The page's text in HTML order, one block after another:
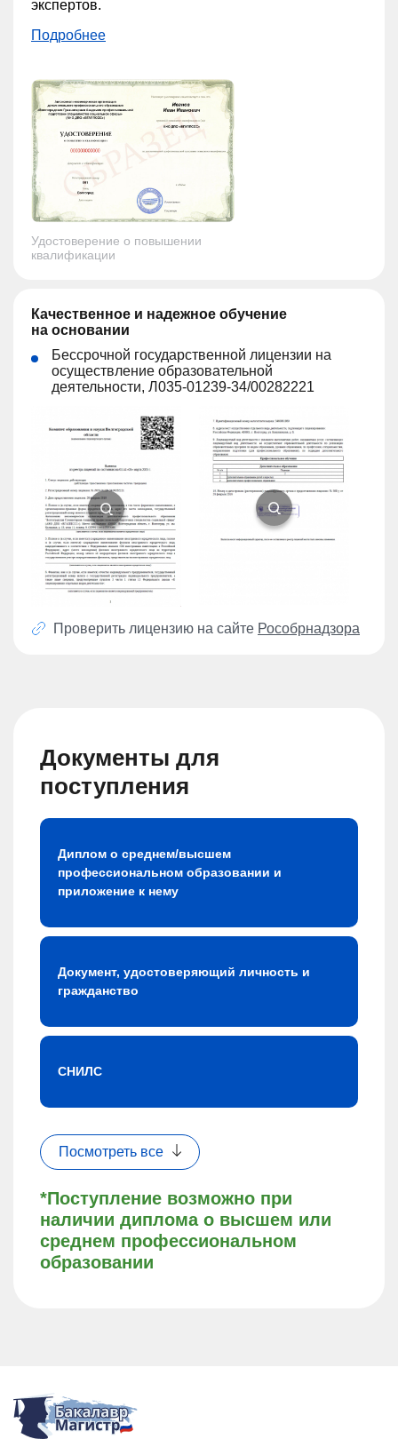
экспертов.
Подробнее
Удостоверение о повышении
квалификации
Качественное и надежное обучение
на основании
Бессрочной государственной лицензии на
осуществление образовательной
деятельности, Л035-01239-34/00282221
Проверить лицензию на сайте Рособрнадзора
Документы для
поступления
*Поступление возможно при
наличии диплома о высшем или
среднем профессиональном
образовании
Диплом о среднем/высшем
профессиональном образовании и
приложение к нему
Документ, удостоверяющий личность и
гражданство
СНИЛС
Посмотреть все